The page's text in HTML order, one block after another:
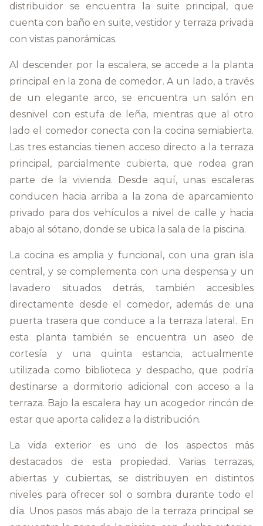
distribuidor se encuentra la suite principal, que
cuenta con baño en suite, vestidor y terraza privada
con vistas panorámicas.
Al descender por la escalera, se accede a la planta
principal en la zona de comedor. A un lado, a través
de un elegante arco, se encuentra un salón en
desnivel con estufa de leña, mientras que al otro
lado el comedor conecta con la cocina semiabierta.
Las tres estancias tienen acceso directo a la terraza
principal, parcialmente cubierta, que rodea gran
parte de la vivienda. Desde aquí, unas escaleras
conducen hacia arriba a la zona de aparcamiento
privado para dos vehículos a nivel de calle y hacia
abajo al sótano, donde se ubica la sala de la piscina.
La cocina es amplia y funcional, con una gran isla
central, y se complementa con una despensa y un
lavadero situados detrás, también accesibles
directamente desde el comedor, además de una
puerta trasera que conduce a la terraza lateral. En
esta planta también se encuentra un aseo de
cortesía y una quinta estancia, actualmente
utilizada como biblioteca y despacho, que podría
destinarse a dormitorio adicional con acceso a la
terraza. Bajo la escalera hay un acogedor rincón de
estar que aporta calidez a la distribución.
La vida exterior es uno de los aspectos más
destacados de esta propiedad. Varias terrazas,
abiertas y cubiertas, se distribuyen en distintos
niveles para ofrecer sol o sombra durante todo el
día. Unos pasos más abajo de la terraza principal se